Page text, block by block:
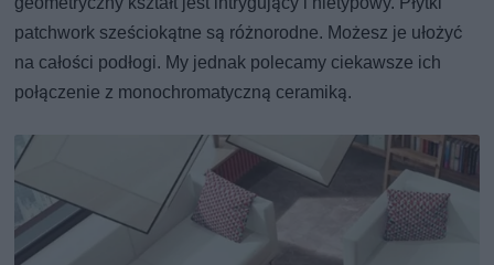
patchwork sześciokątne są różnorodne. Możesz je ułożyć
na całości podłogi. My jednak polecamy ciekawsze ich
połączenie z monochromatyczną ceramiką.